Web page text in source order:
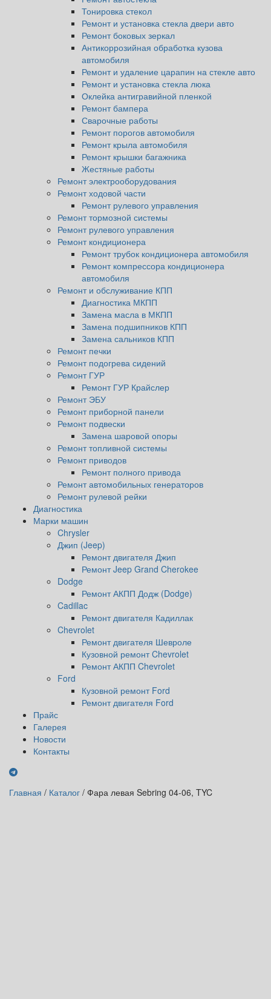
Тонировка стекол
Ремонт и установка стекла двери авто
Ремонт боковых зеркал
Антикоррозийная обработка кузова
автомобиля
Ремонт и удаление царапин на стекле авто
Ремонт и установка стекла люка
Оклейка антигравийной пленкой
Ремонт бампера
Сварочные работы
Ремонт порогов автомобиля
Ремонт крыла автомобиля
Ремонт крышки багажника
Жестяные работы
Ремонт электрооборудования
Ремонт ходовой части
Ремонт рулевого управления
Ремонт тормозной системы
Ремонт рулевого управления
Ремонт кондиционера
Ремонт трубок кондиционера автомобиля
Ремонт компрессора кондиционера
автомобиля
Ремонт и обслуживание КПП
Диагностика МКПП
Замена масла в МКПП
Замена подшипников КПП
Замена сальников КПП
Ремонт печки
Ремонт подогрева сидений
Ремонт ГУР
Ремонт ГУР Крайслер
Ремонт ЭБУ
Ремонт приборной панели
Ремонт подвески
Замена шаровой опоры
Ремонт топливной системы
Ремонт приводов
Ремонт полного привода
Ремонт автомобильных генераторов
Ремонт рулевой рейки
Диагностика
Марки машин
Chrysler
Джип (Jeep)
Ремонт двигателя Джип
Ремонт Jeep Grand Cherokee
Dodge
Ремонт АКПП Додж (Dodge)
Cadillac
Ремонт двигателя Кадиллак
Chevrolet
Ремонт двигателя Шевроле
Кузовной ремонт Chevrolet
Ремонт АКПП Chevrolet
Ford
Кузовной ремонт Ford
Ремонт двигателя Ford
Прайс
Галерея
Новости
Контакты
Главная / Каталог / Фара левая Sebring 04-06, TYC